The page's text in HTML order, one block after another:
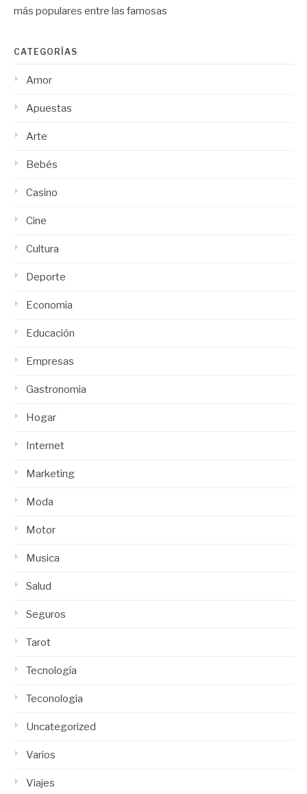
más populares entre las famosas
CATEGORÍAS
Amor
Apuestas
Arte
Bebés
Casino
Cine
Cultura
Deporte
Economia
Educación
Empresas
Gastronomia
Hogar
Internet
Marketing
Moda
Motor
Musica
Salud
Seguros
Tarot
Tecnología
Teconologia
Uncategorized
Varios
Viajes